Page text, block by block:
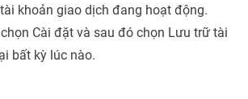
khoản giao dịch đang hoạt động.
Cài đặt và sau đó chọn Lưu trữ tài
bất kỳ lúc nào.